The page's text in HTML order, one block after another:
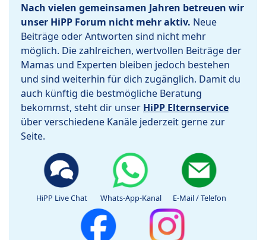
Nach vielen gemeinsamen Jahren betreuen wir
unser HiPP Forum nicht mehr aktiv. Neue
Beiträge oder Antworten sind nicht mehr
möglich. Die zahlreichen, wertvollen Beiträge der
Mamas und Experten bleiben jedoch bestehen
und sind weiterhin für dich zugänglich. Damit du
auch künftig die bestmögliche Beratung
bekommst, steht dir unser HiPP Elternservice
über verschiedene Kanäle jederzeit gerne zur
Seite.
HiPP Live Chat Whats-App-Kanal E-Mail / Telefon